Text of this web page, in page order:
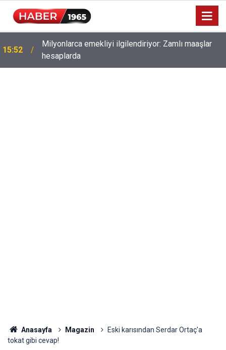
15:52
Milyonlarca emekliyi ilgilendiriyor: Zamlı maaşlar
hesaplarda
Anasayfa Magazin
Eski karısından Serdar Ortaç'a
tokat gibi cevap!